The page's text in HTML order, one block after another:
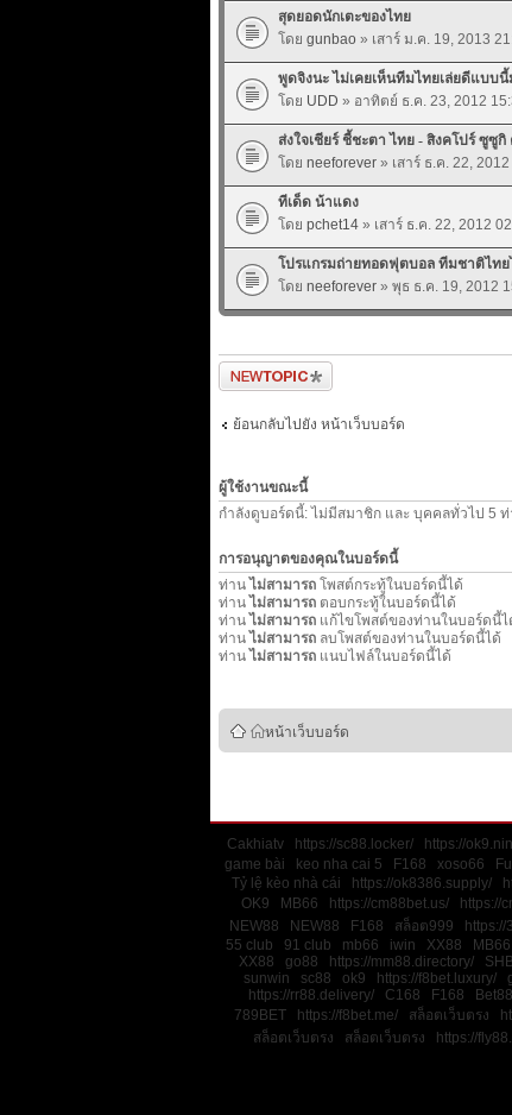
สุดยอดนักเตะของไทย
โดย gunbao » เสาร์ ม.ค. 19, 2013
พูดจิงนะ ไม่เคยเห็นทีมไทยเล่ยดีแบบ
โดย UDD » อาทิตย์ ธ.ค. 23, 2012
ส่งใจเชียร์ ชี้ชะตา ไทย - สิงคโปร์ ซูซูกิ
โดย neeforever» เสาร์ ธ.ค. 22,
ทีเด็ด น้าแดง
โดย pchet14» เสาร์ ธ.ค. 22, 2012
โปรแกรมถ่ายทอดฟุตบอล ทีมชาติไทย
โดย neeforever» พุธ ธ.ค. 19, 2012
ตั้งกระทู้ใหม่
ย้อนกลับไปยัง หน้าเว็บบอร์ด
ผู้ใช้งานขณะนี้
กำลังดูบอร์ดนี้: ไม่มีสมาชิก และ บุคคลทั่วไป 5
การอนุญาตของคุณในบอร์ดนี้
ท่าน ไม่สามารถโพสต์กระทู้ในบอร์ดนี้ได้
ท่าน ไม่สามารถตอบกระทู้ในบอร์ดนี้ได้
ท่าน ไม่สามารถแก้ไขโพสต์ของท่านในบอร์ดนี้ไ
ท่าน ไม่สามารถลบโพสต์ของท่านในบอร์ดนี้ได้
ท่าน ไม่สามารถแนบไฟล์ในบอร์ดนี้ได้
หน้าเว็บบอร์ด
Cakhiatv https://sc88.locker/ https://
game bài
keo nha cai 5 F168 xoso66
Tỷ lệ kèo nhà cái
https://ok8386.supply/
OK9
MB66 https://cm88bet.us/ https://
NEW88
NEW88 F168 สล็อต999 https://
55 club
91 club mb66 iwin XX88 MB66
XX88
go88 https://mm88.directory/
sunwin
sc88 ok9 https://f8bet.luxury/
https://rr88.delivery/
C168 F168 Bet88
789BET
https://f8bet.me/ สล็อตเว็บตรง
สล็อตเว็บตรง
สล็อตเว็บตรง https://